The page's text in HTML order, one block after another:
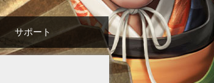
サポート